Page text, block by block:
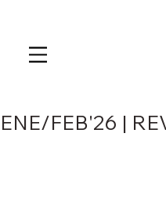
ENE/FEB'26 |